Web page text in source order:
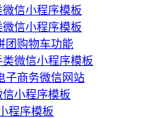
信小程序模板
信小程序模板
团购物车功能
微信小程序模板
子商务微信网站
小程序模板
程序模板